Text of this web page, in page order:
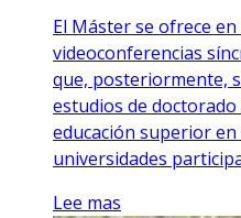
El Máster se ofrece
videoconferencias
que, posteriormente,
estudios de
educación superior
universidades
Lee mas